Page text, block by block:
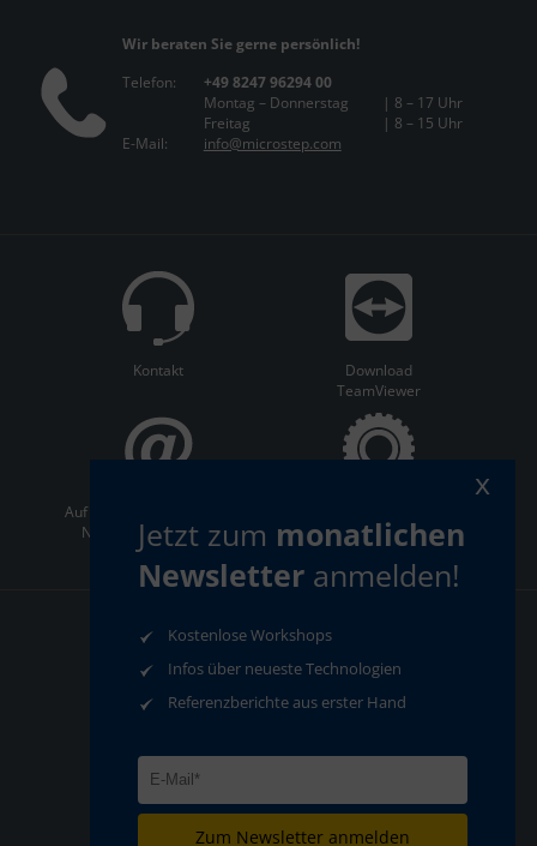
Wir beraten Sie gerne persönlich!
Telefon:
+49 8247 96294 00
Montag – Donnerstag
| 8 – 17 Uhr
Freitag
| 8 – 15 Uhr
E-Mail:
info@microstep.com
Kontakt
Download
TeamViewer
Auf dem Laufenden bleiben:
Newsletter abonnieren
AGB
Datenschutz
Impressum
Compliance
Jetzt zum monatlichen
Newsletter anmelden!
Kostenlose Workshops
Infos über neueste Technologien
Referenzberichte aus erster Hand
Zum Newsletter anmelden
x